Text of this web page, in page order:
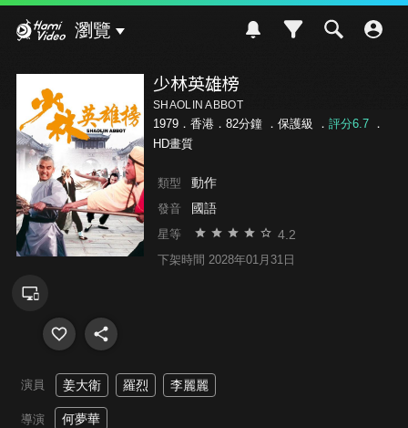
瀏覽
少林英雄榜
SHAOLIN ABBOT
1979．香港．82分鐘 ． 保護級 ． 評分6.7．
HD畫質
類型 動作
發音 國語
星等 4.2
下架時間 2028年01月31日
演員 姜大衛 羅烈 李麗麗
導演 何夢華